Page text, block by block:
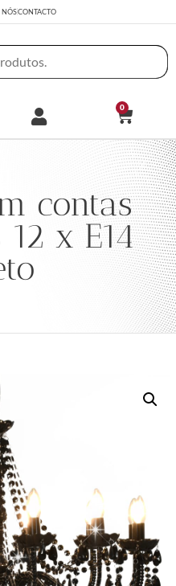
NÓSCONTACTO
0
contas
x E14